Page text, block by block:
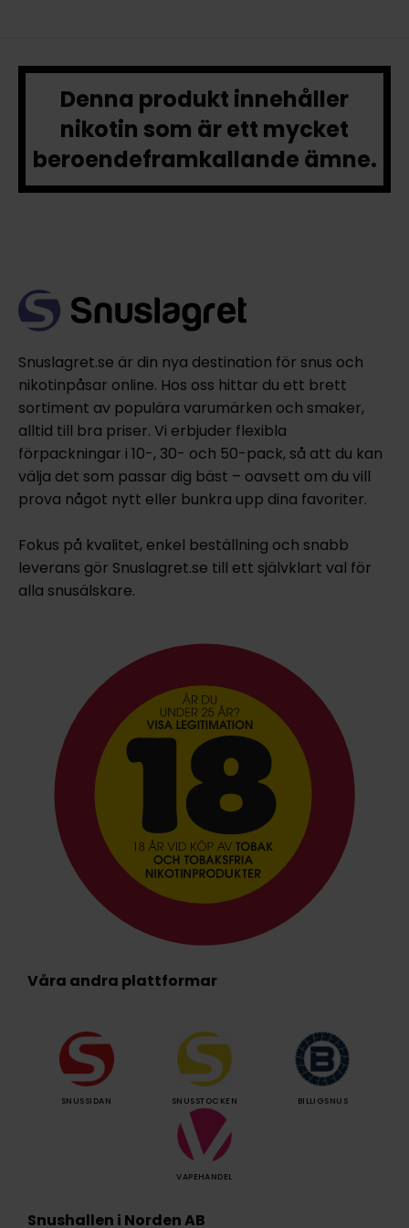
Denna produkt innehåller
nikotin som är ett mycket
beroendeframkallande ämne.
Snuslagret.se är din nya destination för snus och
nikotinpåsar online. Hos oss hittar du ett brett
sortiment av populära varumärken och smaker,
alltid till bra priser. Vi erbjuder flexibla
förpackningar i 10-, 30- och 50-pack, så att du kan
välja det som passar dig bäst – oavsett om du vill
prova något nytt eller bunkra upp dina favoriter.
Fokus på kvalitet, enkel beställning och snabb
leverans gör Snuslagret.se till ett självklart val för
alla snusälskare.
Våra andra plattformar
SNUSSIDAN SNUSSTOCKEN BILLIGSNUS
VAPEHANDEL
Snushallen i Norden AB